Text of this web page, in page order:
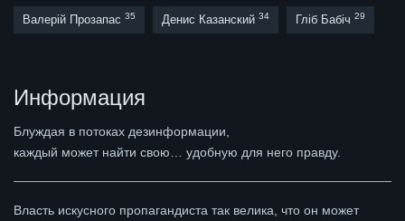
Валерій Прозапас 35 Денис Казанский 34 Гліб Бабіч 29
Информация
Блуждая в потоках дезинформации,
каждый может найти свою… удобную для него правду.
Власть искусного пропагандиста так велика, что он может